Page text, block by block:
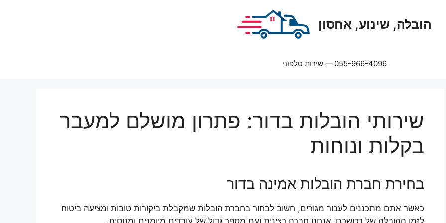
הובלה, שינוע, אחסון
055-966-4096 — שירות טלפוני
שירותי הובלות בדור: פתרון מושלם למעבר
בקלות ונוחות
בחירת חברת הובלות אמינה בדור
כאשר אתם מתכננים לעבור מגורים, חשוב לבחור בחברת הובלות שמקבלת ביקורות טובות ומציעה ביטוח
לזמן ההובלה של רכושכם. אנחנו חברה רצינית ועם מספר גדול של עובדים מיומנים ומנוסים.